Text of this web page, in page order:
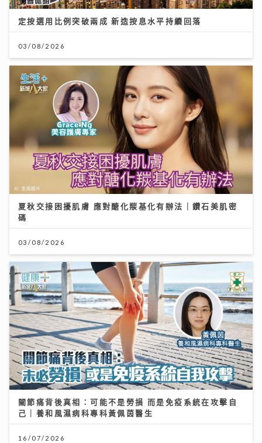
定按選用比例突破兩成 新造按息水平持續回落
03/08/2026
夏秋交接困擾肌膚 應對醣化羰基化有辦法｜鑽石美肌密
碼
03/08/2026
關節痛背後真相：可能不是勞損 而是免疫系統在攻擊自
己｜養和風濕病科專科黃佩茵醫生
16/07/2026